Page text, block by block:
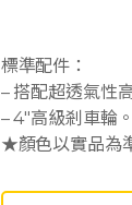
標準配件：
– 搭配超透氣性
– 4″高級剎車輪。
★顏色以實品為